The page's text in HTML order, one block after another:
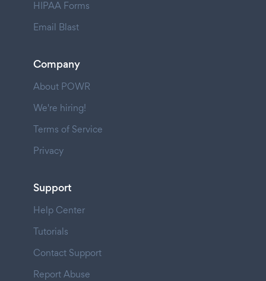
HIPAA Forms
Email Blast
Company
About POWR
We're hiring!
Terms of Service
Privacy
Support
Help Center
Tutorials
Contact Support
Report Abuse